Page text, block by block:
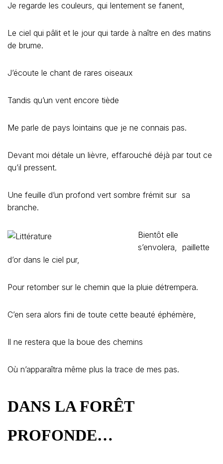
Je regarde les couleurs, qui lentement se fanent,
Le ciel qui pâlit et le jour qui tarde à naître en des matins
de brume.
J’écoute le chant de rares oiseaux
Tandis qu’un vent encore tiède
Me parle de pays lointains que je ne connais pas.
Devant moi détale un lièvre, effarouché déjà par tout ce
qu’il pressent.
Une feuille d’un profond vert sombre frémit sur sa
branche.
Bientôt elle
s’envolera, paillette
d’or dans le ciel pur,
Pour retomber sur le chemin que la pluie détrempera.
C’en sera alors fini de toute cette beauté éphémère,
Il ne restera que la boue des chemins
Où n’apparaîtra même plus la trace de mes pas.
DANS LA FORÊT
PROFONDE…